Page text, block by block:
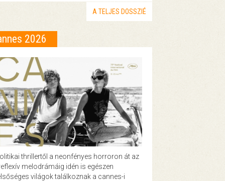
A TELJES DOSSZIÉ
2026
thrillertől a neonfényes horroron át az
melodrámáig idén is egészen
világok találkoznak a cannes-i